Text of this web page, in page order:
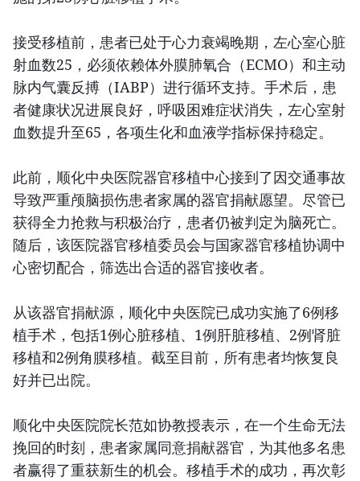
接受移植前，患者已处于心力衰竭晚期，左心室心脏
射血数25，必须依赖体外膜肺氧合（ECMO）和主动
脉内气囊反搏（IABP）进行循环支持。手术后，患
者健康状况进展良好，呼吸困难症状消失，左心室射
血数提升至65，各项生化和血液学指标保持稳定。
此前，顺化中央医院器官移植中心接到了因交通事故
导致严重颅脑损伤患者家属的器官捐献愿望。尽管已
获得全力抢救与积极治疗，患者仍被判定为脑死亡。
随后，该医院器官移植委员会与国家器官移植协调中
心密切配合，筛选出合适的器官接收者。
从该器官捐献源，顺化中央医院已成功实施了6例移
植手术，包括1例心脏移植、1例肝脏移植、2例肾脏
移植和2例角膜移植。截至目前，所有患者均恢复良
好并已出院。
顺化中央医院院长范如协教授表示，在一个生命无法
挽回的时刻，患者家属同意捐献器官，为其他多名患
者赢得了重获新生的机会。移植手术的成功，再次彰